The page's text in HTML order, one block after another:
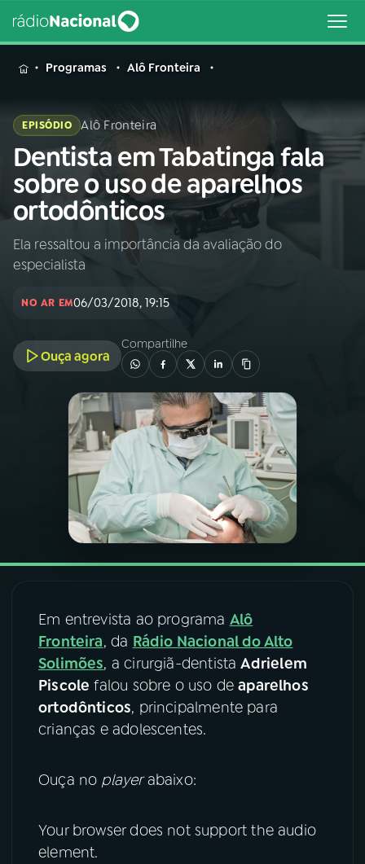
MENU
Buscar
na
Rádio
Nacional
Buscar
AO VIVO
INÍCIO
A RÁDIO
PROGRAMAÇÃO
PROGRAMAS
PODCASTS
06VIDEOCASTS
07 ÚLTIMAS
08FESTIVAL DE MÚSICA
ACOMPANHE A RÁDIO NACIONAL
Programas Alô Fronteira
EPISÓDIO Alô Fronteira
Dentista em Tabatinga fala
sobre o uso de aparelhos
ortodônticos
Ela ressaltou a importância da avaliação do
especialista
NO AR EM06/03/2018, 19:15
Ouça agora
Compartilhe
Em entrevista ao programa Alô
Fronteira, da Rádio Nacional do Alto
Solimões, a cirurgiã-dentistaAdrielem
Piscole falou sobre o uso deaparelhos
ortodônticos, principalmente para
crianças e adolescentes.
Ouça no playerabaixo:
Your browser does not support the audio
element.